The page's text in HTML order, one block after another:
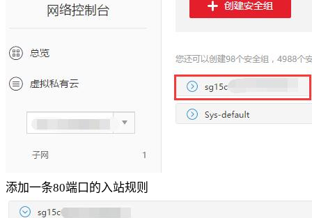
添加一条80端口的入站规则